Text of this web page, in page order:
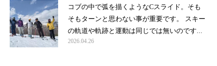
コブの中で弧を描くようなCスライド。そも
そもターンと思わない事が重要です。 スキー
の軌道や軌跡と運動は同じでは無いのです...
2026.04.26